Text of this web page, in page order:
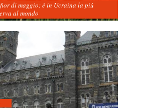
di maggio: è in Ucraina la più
al mondo